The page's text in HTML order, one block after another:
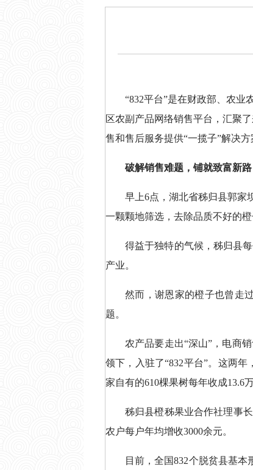
“832平台”是在财政部、农
区农副产品网络销售平台，汇聚
售和售后服务提供“一揽子”解决
破解销售难题，铺就致富新路
早上6点，湖北省秭归县郭家
一颗颗地筛选，去除品质不好的橙
得益于独特的气候，秭归县
产业。
然而，谢恩家的橙子也曾走
题。
农产品要走出“深山”，电商
领下，入驻了“832平台”。这两
家自有的610棵果树每年收成13.6
秭归县橙秭果业合作社理事
农户每户年均增收3000余元。
目前，全国832个脱贫县基